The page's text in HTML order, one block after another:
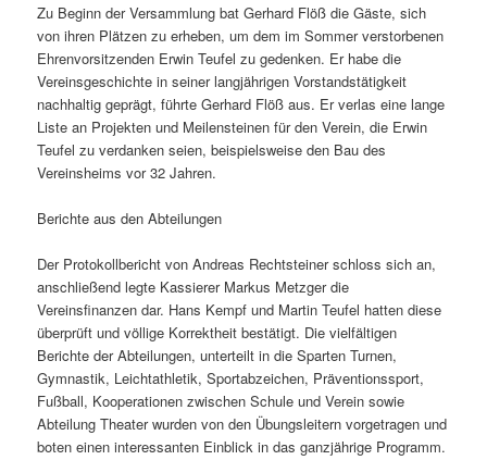
Zu Beginn der Versammlung bat Gerhard Flöß die Gäste, sich
von ihren Plätzen zu erheben, um dem im Sommer verstorbenen
Ehrenvorsitzenden Erwin Teufel zu gedenken. Er habe die
Vereinsgeschichte in seiner langjährigen Vorstandstätigkeit
nachhaltig geprägt, führte Gerhard Flöß aus. Er verlas eine lange
Liste an Projekten und Meilensteinen für den Verein, die Erwin
Teufel zu verdanken seien, beispielsweise den Bau des
Vereinsheims vor 32 Jahren.
Berichte aus den Abteilungen
Der Protokollbericht von Andreas Rechtsteiner schloss sich an,
anschließend legte Kassierer Markus Metzger die
Vereinsfinanzen dar. Hans Kempf und Martin Teufel hatten diese
überprüft und völlige Korrektheit bestätigt. Die vielfältigen
Berichte der Abteilungen, unterteilt in die Sparten Turnen,
Gymnastik, Leichtathletik, Sportabzeichen, Präventionssport,
Fußball, Kooperationen zwischen Schule und Verein sowie
Abteilung Theater wurden von den Übungsleitern vorgetragen und
boten einen interessanten Einblick in das ganzjährige Programm.